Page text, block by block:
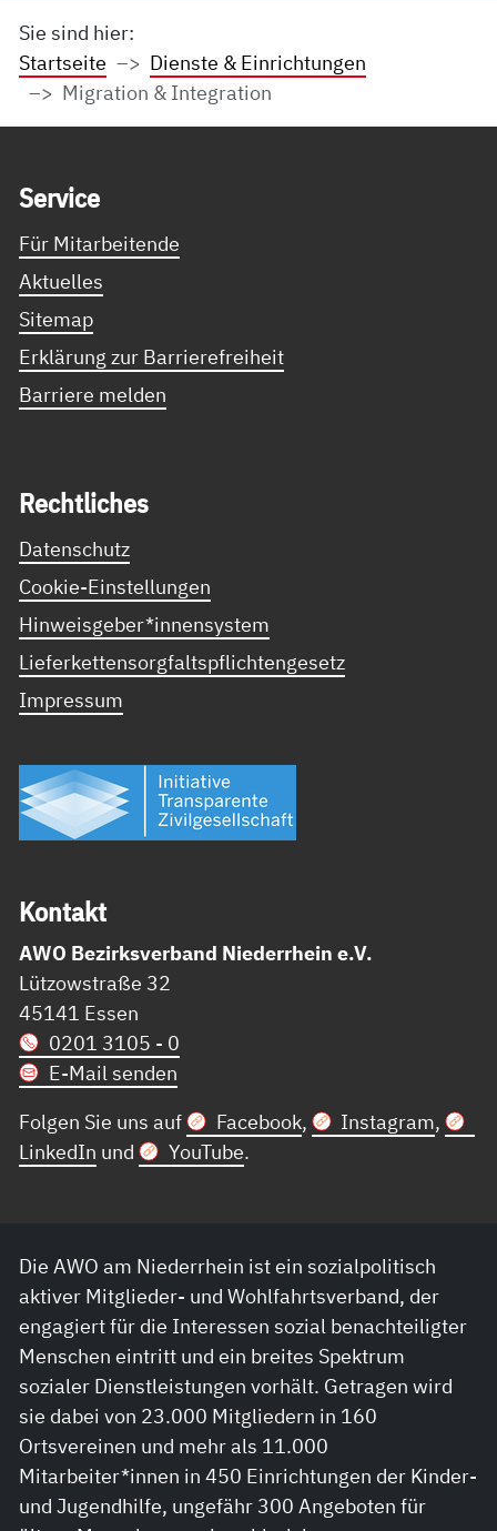
Sie sind hier:
Startseite
Dienste & Einrichtungen
Migration & Integration
Ser­vice
Für Mitarbeitende
Aktuelles
Sitemap
Erklärung zur Barrierefreiheit
Barriere melden
Recht­li­ches
Datenschutz
Cookie-Einstellungen
Hinweisgeber*innensystem
Lieferkettensorgfaltspflichtengesetz
Impressum
Kon­takt
AWO Bezirksverband Niederrhein e.V.
Lützowstraße 32
45141 Essen
0201 3105 - 0
E-Mail senden
Folgen Sie uns auf
Facebook, Instagram,
LinkedIn und YouTube.
Die AWO am Niederrhein ist ein sozialpolitisch
aktiver Mitglieder- und Wohlfahrtsverband, der
engagiert für die Interessen sozial benachteiligter
Menschen eintritt und ein breites Spektrum
sozialer Dienstleistungen vorhält. Getragen wird
sie dabei von 23.000 Mitgliedern in 160
Ortsvereinen und mehr als 11.000
Mitarbeiter*innen in 450 Einrichtungen der Kinder-
und Jugendhilfe, ungefähr 300 Angeboten für